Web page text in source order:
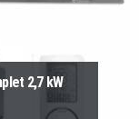
2,7 kW